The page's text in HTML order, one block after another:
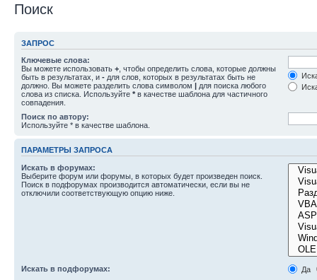
Поиск
ЗАПРОС
Ключевые слова:
Вы можете использовать + , чтобы определить слова, которые должны
быть в результатах, и - для слов, которых в результатах быть не
должно. Вы можете разделить слова символом | для поиска любого
слова из списка. Используйте * в качестве шаблона для частичного
совпадения.
Поиск по автору:
Используйте * в качестве шаблона.
ПАРАМЕТРЫ ЗАПРОСА
Искать в форумах:
Выберите форум или форумы, в которых будет произведен поиск.
Поиск в подфорумах производится автоматически, если вы не
отключили соответствующую опцию ниже.
Искать в подфорумах:
Да